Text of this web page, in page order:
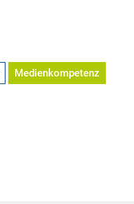
Medienkompetenz